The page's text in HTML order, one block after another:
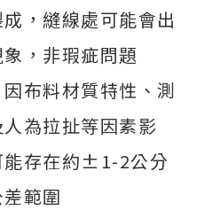
，縫線處可能會出
，非瑕疵問題
布料材質特性、測
為拉扯等因素影
能存在約±1-2公分
範圍